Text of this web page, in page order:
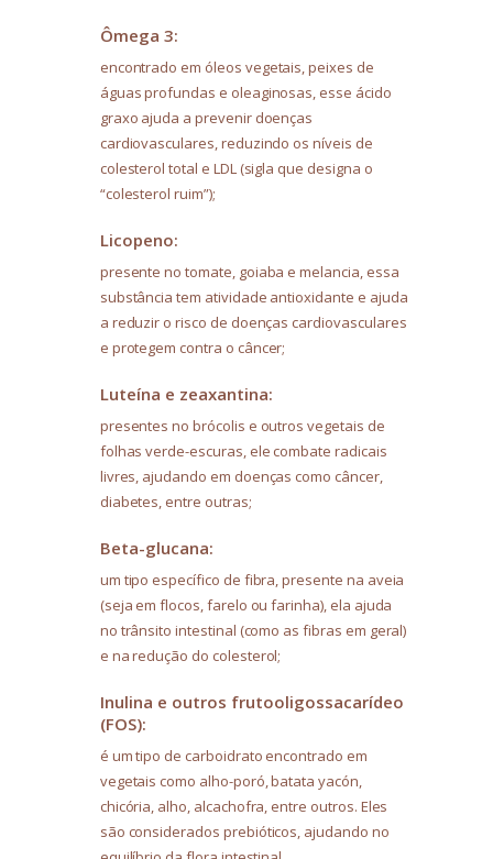
Ômega 3:
encontrado em óleos vegetais, peixes de
águas profundas e oleaginosas, esse ácido
graxo ajuda a prevenir doenças
cardiovasculares, reduzindo os níveis de
colesterol total e LDL (sigla que designa o
“colesterol ruim”);
Licopeno:
presente no tomate, goiaba e melancia, essa
substância tem atividade antioxidante e ajuda
a reduzir o risco de doenças cardiovasculares
e protegem contra o câncer;
Luteína e zeaxantina:
presentes no brócolis e outros vegetais de
folhas verde-escuras, ele combate radicais
livres, ajudando em doenças como câncer,
diabetes, entre outras;
Beta-glucana:
um tipo específico de fibra, presente na aveia
(seja em flocos, farelo ou farinha), ela ajuda
no trânsito intestinal (como as fibras em geral)
e na redução do colesterol;
Inulina e outros frutooligossacarídeo
(FOS):
é um tipo de carboidrato encontrado em
vegetais como alho-poró, batata yacón,
chicória, alho, alcachofra, entre outros. Eles
são considerados prebióticos, ajudando no